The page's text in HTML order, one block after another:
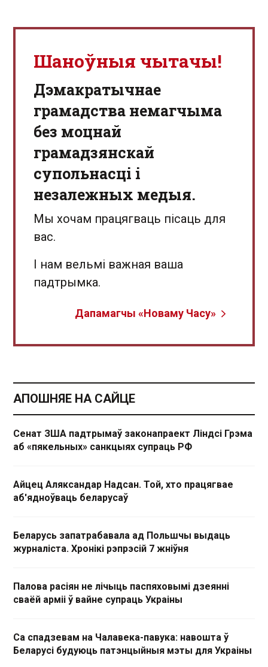
Шаноўныя чытачы!
Дэмакратычнае
грамадства немагчыма
без моцнай
грамадзянскай
супольнасці і
незалежных медыя.
Мы хочам працягваць пісаць для
вас.
І нам вельмі важная ваша
падтрымка.
Дапамагчы «Новаму Часу»
АПОШНЯЕ НА САЙЦЕ
Сенат ЗША падтрымаў законапраект Ліндсі Грэма
аб «пякельных» санкцыях супраць РФ
Айцец Аляксандар Надсан. Той, хто працягвае
аб'ядноўваць беларусаў
Беларусь запатрабавала ад Польшчы выдаць
журналіста. Хронікі рэпрэсій 7 жніўня
Палова расіян не лічыць паспяховымі дзеянні
сваёй арміі ў вайне супраць Украіны
Са спадзевам на Чалавека-павука: навошта ў
Беларусі будуюць патэнцыйныя мэты для Украіны